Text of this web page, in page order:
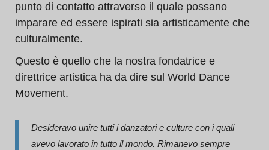
punto di contatto attraverso il quale possano
imparare ed essere ispirati sia artisticamente che
culturalmente.
Questo è quello che la nostra fondatrice e
direttrice artistica ha da dire sul World Dance
Movement.
Desideravo unire tutti i danzatori e culture con i quali
avevo lavorato in tutto il mondo. Rimanevo sempre